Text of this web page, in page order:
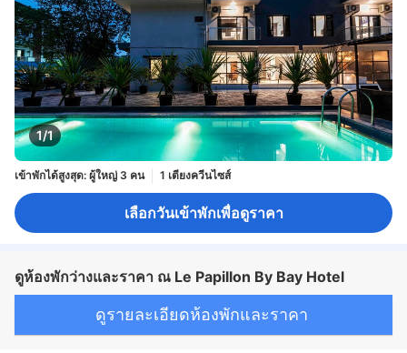
1/1
เข้าพักได้สูงสุด: ผู้ใหญ่ 3 คน 1 เตียงควีนไซส์
เลือกวันเข้าพักเพื่อดูราคา
ดูห้องพักว่างและราคา ณ Le Papillon By Bay Hotel
ดูรายละเอียดห้องพักและราคา